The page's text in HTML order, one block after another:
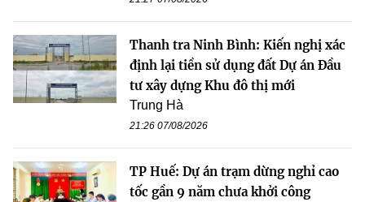
Thanh tra Ninh Bình: Kiến nghị xác
định lại tiền sử dụng đất Dự án Đầu
tư xây dựng Khu đô thị mới
Trung Hà
21:26 07/08/2026
TP Huế: Dự án trạm dừng nghỉ cao
tốc gần 9 năm chưa khởi công